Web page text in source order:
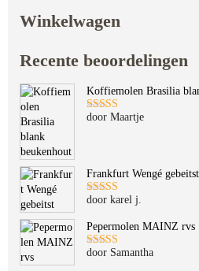
Winkelwagen
Recente beoordelingen
Koffiemolen Brasilia
Gewaardeerd
door Maartje
Frankfurt Wengé gebeitst
Gewaardeerd
door karel j.
Pepermolen MAINZ rvs
Gewaardeerd
door Samantha